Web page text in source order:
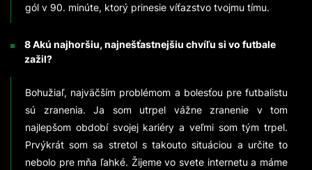
gól v 90. minúte, ktorý prinesie víťazstvo tvojmu tímu.
8 Akú najhoršiu, najnešťastnejšiu chvíľu si vo futbale
zažil?
Bohužiaľ, najväčším problémom a bolesťou pre futbalistu
sú zranenia. Ja som utrpel vážne zranenie v tom
najlepšom období svojej kariéry a veľmi som tým trpel.
Prvýkrát som sa stretol s takouto situáciou a určite to
nebolo pre mňa ľahké. Žijeme vo svete internetu a máme